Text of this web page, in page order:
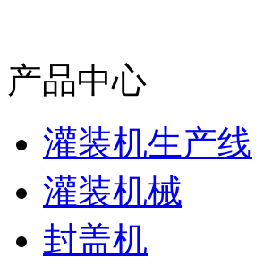
产品中心
灌装机生产线
灌装机械
封盖机